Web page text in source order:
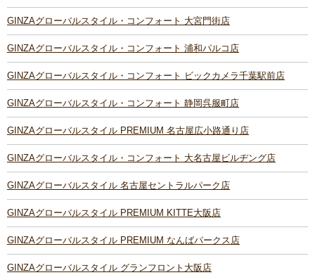
GINZAグローバルスタイル・コンフォート 大宮門街店
GINZAグローバルスタイル・コンフォート 浦和パルコ店
GINZAグローバルスタイル・コンフォート ビックカメラ千葉駅前店
GINZAグローバルスタイル・コンフォート 静岡呉服町店
GINZAグローバルスタイル PREMIUM 名古屋広小路通り店
GINZAグローバルスタイル・コンフォート 大名古屋ビルヂング店
GINZAグローバルスタイル 名古屋セントラルパーク店
GINZAグローバルスタイル PREMIUM KITTE大阪店
GINZAグローバルスタイル PREMIUM なんばパークス店
GINZAグローバルスタイル グランフロント大阪店